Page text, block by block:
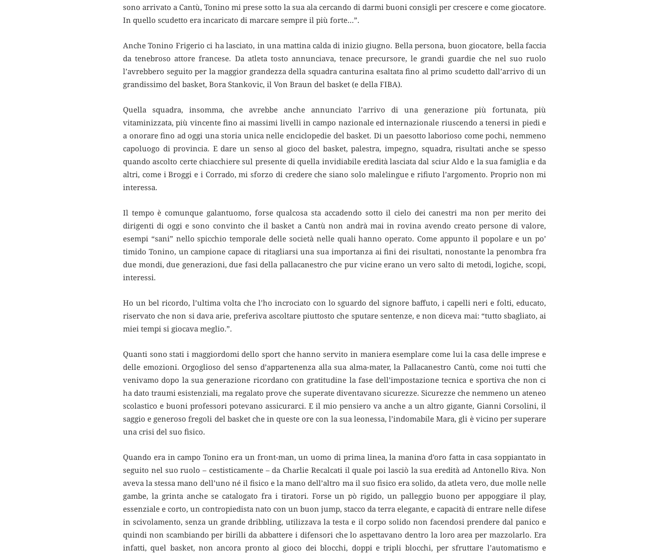
sono arrivato a Cantù, Tonino mi prese sotto la sua ala cercando di darmi buoni consigli per crescere e come giocatore.
In quello scudetto era incaricato di marcare sempre il più forte…”.
Anche Tonino Frigerio ci ha lasciato, in una mattina calda di inizio giugno. Bella persona, buon giocatore, bella faccia
da tenebroso attore francese. Da atleta tosto annunciava, tenace precursore, le grandi guardie che nel suo ruolo
l’avrebbero seguito per la maggior grandezza della squadra canturina esaltata fino al primo scudetto dall’arrivo di un
grandissimo del basket, Bora Stankovic, il Von Braun del basket (e della FIBA).
Quella squadra, insomma, che avrebbe anche annunciato l’arrivo di una generazione più fortunata, più
vitaminizzata, più vincente fino ai massimi livelli in campo nazionale ed internazionale riuscendo a tenersi in piedi e
a onorare fino ad oggi una storia unica nelle enciclopedie del basket. Di un paesotto laborioso come pochi, nemmeno
capoluogo di provincia. E dare un senso al gioco del basket, palestra, impegno, squadra, risultati anche se spesso
quando ascolto certe chiacchiere sul presente di quella invidiabile eredità lasciata dal sciur Aldo e la sua famiglia e da
altri, come i Broggi e i Corrado, mi sforzo di credere che siano solo malelingue e rifiuto l’argomento. Proprio non mi
interessa.
Il tempo è comunque galantuomo, forse qualcosa sta accadendo sotto il cielo dei canestri ma non per merito dei
dirigenti di oggi e sono convinto che il basket a Cantù non andrà mai in rovina avendo creato persone di valore,
esempi “sani” nello spicchio temporale delle società nelle quali hanno operato. Come appunto il popolare e un po’
timido Tonino, un campione capace di ritagliarsi una sua importanza ai fini dei risultati, nonostante la penombra fra
due mondi, due generazioni, due fasi della pallacanestro che pur vicine erano un vero salto di metodi, logiche, scopi,
interessi.
Ho un bel ricordo, l’ultima volta che l’ho incrociato con lo sguardo del signore baffuto, i capelli neri e folti, educato,
riservato che non si dava arie, preferiva ascoltare piuttosto che sputare sentenze, e non diceva mai: “tutto sbagliato, ai
miei tempi si giocava meglio.”.
Quanti sono stati i maggiordomi dello sport che hanno servito in maniera esemplare come lui la casa delle imprese e
delle emozioni. Orgoglioso del senso d’appartenenza alla sua alma-mater, la Pallacanestro Cantù, come noi tutti che
venivamo dopo la sua generazione ricordano con gratitudine la fase dell’impostazione tecnica e sportiva che non ci
ha dato traumi esistenziali, ma regalato prove che superate diventavano sicurezze. Sicurezze che nemmeno un ateneo
scolastico e buoni professori potevano assicurarci. E il mio pensiero va anche a un altro gigante, Gianni Corsolini, il
saggio e generoso fregoli del basket che in queste ore con la sua leonessa, l’indomabile Mara, gli è vicino per superare
una crisi del suo fisico.
Quando era in campo Tonino era un front-man, un uomo di prima linea, la manina d’oro fatta in casa soppiantato in
seguito nel suo ruolo – cestisticamente – da Charlie Recalcati il quale poi lasciò la sua eredità ad Antonello Riva. Non
aveva la stessa mano dell’uno né il fisico e la mano dell’altro ma il suo fisico era solido, da atleta vero, due molle nelle
gambe, la grinta anche se catalogato fra i tiratori. Forse un pò rigido, un palleggio buono per appoggiare il play,
essenziale e corto, un contropiedista nato con un buon jump, stacco da terra elegante, e capacità di entrare nelle difese
in scivolamento, senza un grande dribbling, utilizzava la testa e il corpo solido non facendosi prendere dal panico e
quindi non scambiando per birilli da abbattere i difensori che lo aspettavano dentro la loro area per mazzolarlo. Era
infatti, quel basket, non ancora pronto al gioco dei blocchi, doppi e tripli blocchi, per sfruttare l’automatismo e